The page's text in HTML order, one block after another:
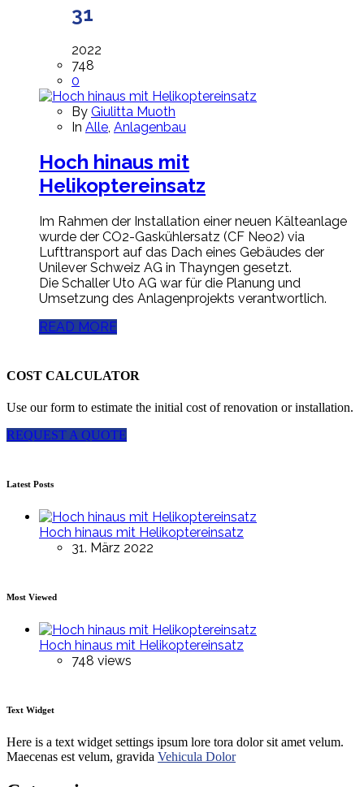
31
2022
748
0
By Giulitta Muoth
In Alle Anlagenbau
Hoch hinaus mit
Helikoptereinsatz
Im Rahmen der Installation einer neuen Kälteanlage
wurde der CO2-Gaskühlersatz (CF Neo2) via
Lufttransport auf das Dach eines Gebäudes der
Unilever Schweiz AG in Thayngen gesetzt.
Die Schaller Uto AG war für die Planung und
Umsetzung des Anlagenprojekts verantwortlich.
READ MORE
COST CALCULATOR
Use our form to estimate the initial cost of renovation or installation.
REQUEST A QUOTE
Latest Posts
Hoch hinaus mit Helikoptereinsatz
31. März 2022
Most Viewed
Hoch hinaus mit Helikoptereinsatz
748 views
Text Widget
Here is a text widget settings ipsum lore tora dolor sit amet velum.
Maecenas est velum, gravida Vehicula Dolor